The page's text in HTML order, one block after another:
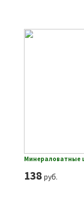
Минераловатные
138руб.